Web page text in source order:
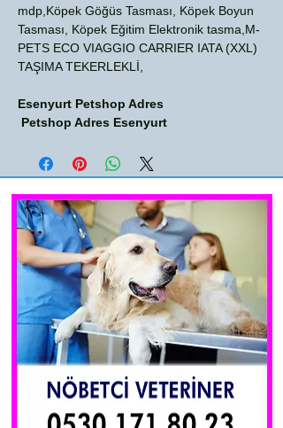
mdp,Köpek Göğüs Tasması, Köpek Boyun
Tasması, Köpek Eğitim Elektronik tasma,M-
PETS ECO VIAGGIO CARRIER IATA (XXL)
TAŞIMA TEKERLEKLİ,
Esenyurt Petshop Adres
Petshop Adres Esenyurt